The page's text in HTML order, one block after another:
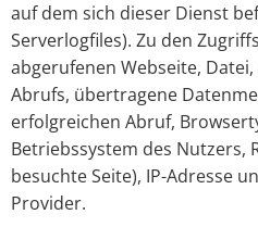
auf dem sich dieser Dienst
Serverlogfiles). Zu den
abgerufenen Webseite,
Abrufs, übertragene
erfolgreichen Abruf,
Betriebssystem des Nutzers,
besuchte Seite), IP-Adresse
Provider.